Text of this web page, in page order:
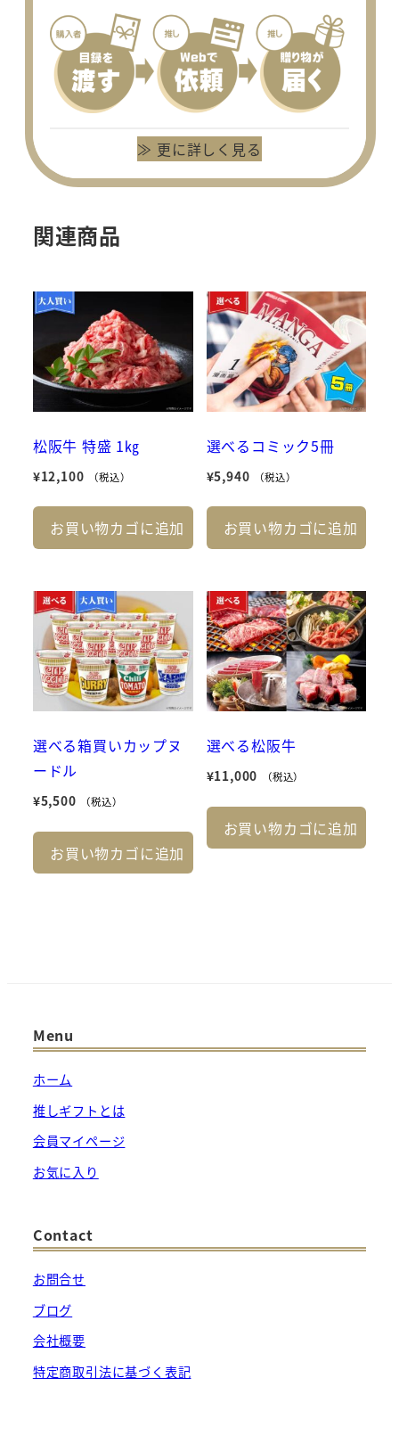
≫ 更に詳しく見る
関連商品
松阪牛 特盛 1㎏
¥12,100 （税込）
お買い物カゴに追加
選べるコミック5冊
¥5,940 （税込）
お買い物カゴに追加
選べる箱買いカップヌ
ードル
¥5,500 （税込）
お買い物カゴに追加
選べる松阪牛
¥11,000 （税込）
お買い物カゴに追加
Menu
ホーム
推しギフトとは
会員マイページ
お気に入り
Contact
お問合せ
ブログ
会社概要
特定商取引法に基づく表記